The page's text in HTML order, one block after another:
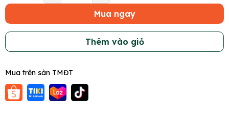
Mua ngay
Thêm vào giỏ
Mua trên sàn TMĐT